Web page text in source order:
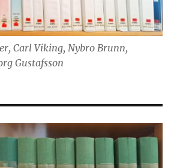
Carl Viking, Nybro Brunn,
Gustafsson